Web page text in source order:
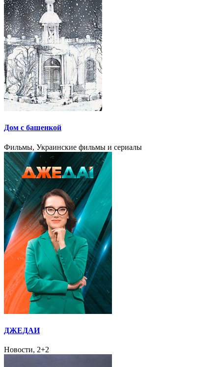
Дом с башенкой
Фильмы, Украинские фильмы и сериалы
ДЖЕДАИ
Новости, 2+2